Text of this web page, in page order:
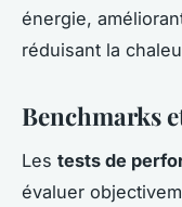
énergie,
réduisant la
Benchmarks
Les tests de
évaluer